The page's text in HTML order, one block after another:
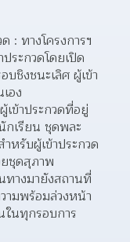
: ทางโครงการฯ
ระกวดโดยเปิด
ชิงชนะเลิศ ผู้เข้า
อง
ข้าประกวดที่อยู่
กเรียน ชุดพละ
รับผู้เข้าประกวด
ชุดสุภาพ
ทางมายังสถานที่
ามพร้อมล่วงหน้า
นทุกรอบการ